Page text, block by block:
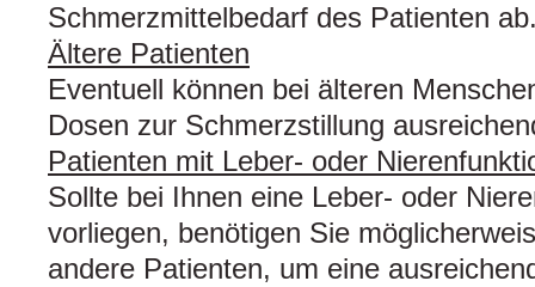
Schmerzmittelbedarf des Patienten
Ältere Patienten
Eventuell können bei älteren
Dosen zur Schmerzstillung
Patienten mit Leber- oder
Sollte bei Ihnen eine Leber- oder
vorliegen, benötigen Sie
andere Patienten, um eine